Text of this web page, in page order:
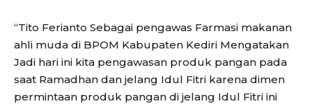
“Tito Ferianto Sebagai pengawas Farmasi makanan
ahli muda di BPOM Kabupaten Kediri Mengatakan
Jadi hari ini kita pengawasan produk pangan pada
saat Ramadhan dan jelang Idul Fitri karena dimen
permintaan produk pangan di jelang Idul Fitri ini